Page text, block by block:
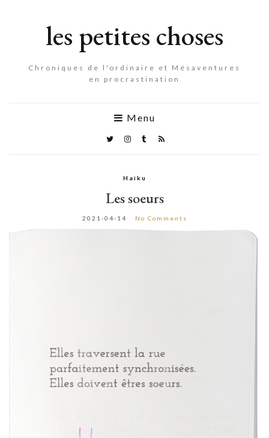
les petites choses
Chroniques de l'ordinaire et Mésaventures
en procrastination
Menu
Haiku
Les soeurs
2021-04-14 No Comments